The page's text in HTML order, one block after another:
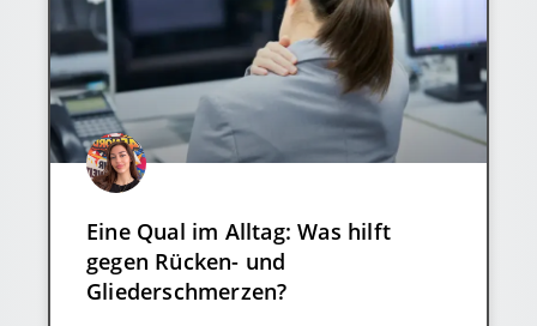
Eine Qual im Alltag: Was hilft
gegen Rücken- und
Gliederschmerzen?